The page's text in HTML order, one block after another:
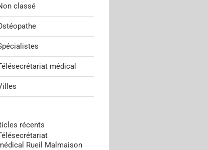
classé
médical
récents
Rueil Malmaison